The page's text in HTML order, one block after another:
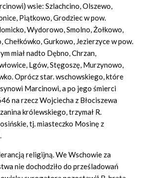
wsie: Szlachcino, Olszewo,
Piątkowo, Grodziec w pow.
Wydorowo, Smolno, Żołkowo,
Chełkówko, Gurkowo, Jezierzyce w pow.
miał nadto Dębno, Chrzan,
Lgów, Stęgoszę, Murzynowo,
Oprócz star. wschowskiego, które
Marcinowi, a po jego śmierci
na rzecz Wojciecha z Błociszewa
królewskiego, trzymał R.
tj. miasteczko Mosinę z
religijną. We Wschowie za
nie dochodziło do prześladowań